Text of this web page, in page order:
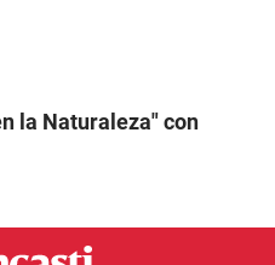
la Naturaleza" con